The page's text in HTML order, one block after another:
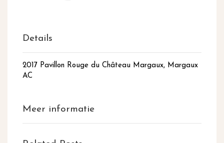
Details
2017 Pavillon Rouge du Château Margaux, Margaux
AC
Meer informatie